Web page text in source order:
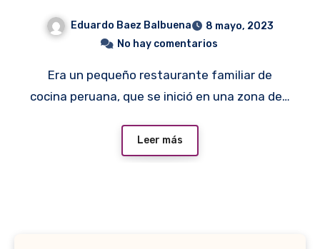
Eduardo Baez Balbuena
8 mayo, 2023
No hay comentarios
Era un pequeño restaurante familiar de
cocina peruana, que se inició en una zona de…
Leer más